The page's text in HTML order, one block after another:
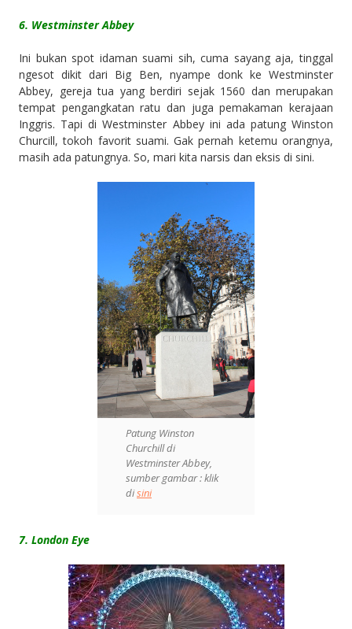
6. Westminster Abbey
Ini bukan spot idaman suami sih, cuma sayang aja, tinggal
ngesot dikit dari Big Ben, nyampe donk ke Westminster
Abbey, gereja tua yang berdiri sejak 1560 dan merupakan
tempat pengangkatan ratu dan juga pemakaman kerajaan
Inggris. Tapi di Westminster Abbey ini ada patung Winston
Churcill, tokoh favorit suami. Gak pernah ketemu orangnya,
masih ada patungnya. So, mari kita narsis dan eksis di sini.
Patung Winston
Churchill di
Westminster Abbey,
sumber gambar : klik
disini
7. London Eye